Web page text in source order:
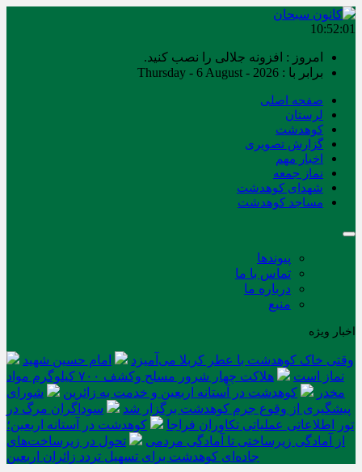
10:52:01
امروز : افزونه جلالی را نصب کنید.
برابر با : Thursday - 6 August - 2026
صفحه اصلی
لرستان
کوهدشت
گزارش تصویری
اخبار مهم
نماز جمعه
شهدای کوهدشت
مساجد کوهدشت
پیوندها
تماس با ما
درباره ما
منبع
اخبار ویژه
وقتی خاک کوهدشت با عطر کربلا می‌آمیزد
امام حسین شهید
نماز است
هلاکت چهار شرور مسلح وکشف ۷۰۰ کیلوگرم مواد
مخدر
کوهدشت در آستانه اربعین و خدمت‌ به زائرین
شورای
پیشگیری از وقوع جرم کوهدشت برگزار شد
سوداگران مرگ در
تور اطلاعاتی عملیاتی تکاوران فراجا
کوهدشت در آستانه اربعین؛
از آمادگی زیرساختی تا آمادگی مردمی
تحول در زیرساخت‌های
جاده‌ای کوهدشت برای تسهیل تردد زائران اربعین